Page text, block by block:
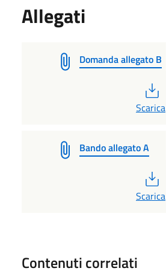
Allegati
Domanda allegato B
Scarica
Bando allegato A
Scarica
Contenuti correlati